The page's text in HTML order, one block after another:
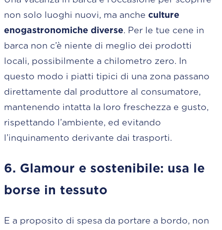
non solo luoghi nuovi, ma anche culture
enogastronomiche diverse. Per le tue cene in
barca non c’è niente di meglio dei prodotti
locali, possibilmente a chilometro zero. In
questo modo i piatti tipici di una zona passano
direttamente dal produttore al consumatore,
mantenendo intatta la loro freschezza e gusto,
rispettando l’ambiente, ed evitando
l’inquinamento derivante dai trasporti.
6. Glamour e sostenibile: usa le
borse in tessuto
E a proposito di spesa da portare a bordo, non